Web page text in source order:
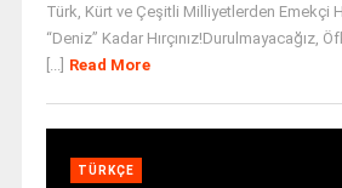
Türk, Kürt ve Çeşitli Milliyetlerden Emekçi
“Deniz” Kadar Hırçınız!Durulmayacağız,
Read More
TÜRKÇE